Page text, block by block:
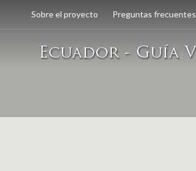
Sobre el proyecto Preguntas frecuentes